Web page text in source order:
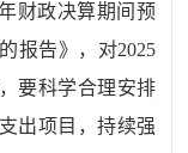
财政决算期间预
报告》，对2025
要科学合理安排
出项目，持续强